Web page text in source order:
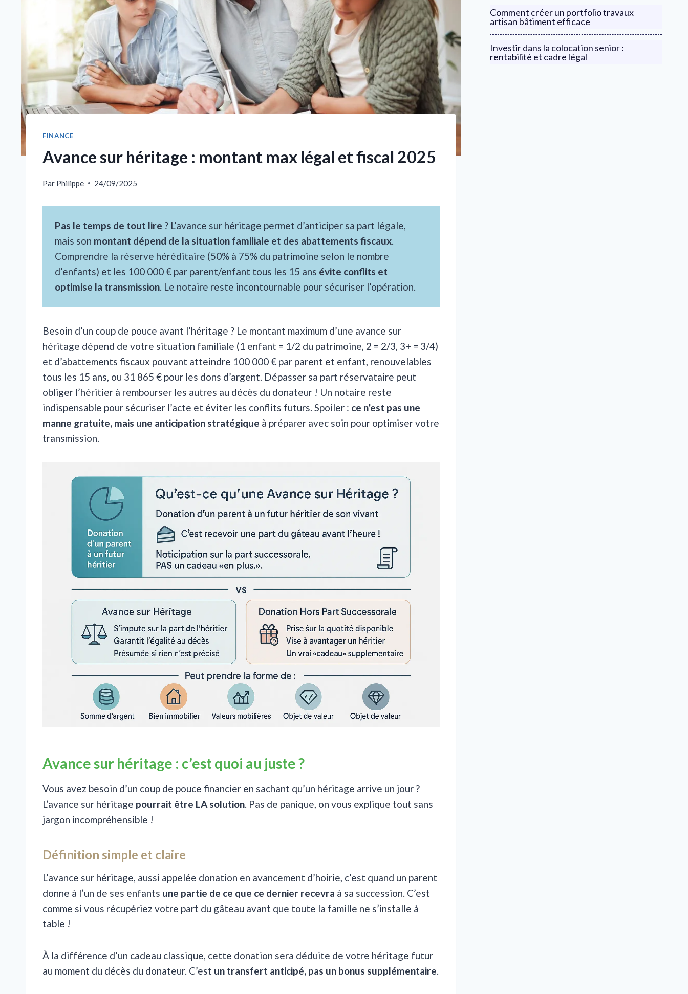
FINANCE
Avance sur héritage : montant max légal et fiscal 2025
Par Philippe 24/09/2025
Pas le temps de tout lire ? L’avance sur héritage permet d’anticiper sa part légale,
mais son montant dépend de la situation familiale et des abattements fiscaux.
Comprendre la réserve héréditaire (50% à 75% du patrimoine selon le nombre
d’enfants) et les 100 000 € par parent/enfant tous les 15 ans évite conflits et
optimise la transmission. Le notaire reste incontournable pour sécuriser l’opération.
Besoin d’un coup de pouce avant l’héritage ? Le montant maximum d’une avance sur
héritage dépend de votre situation familiale (1 enfant = 1/2 du patrimoine, 2 = 2/3, 3+ = 3/4)
et d’abattements fiscaux pouvant atteindre 100 000 € par parent et enfant, renouvelables
tous les 15 ans, ou 31 865 € pour les dons d’argent. Dépasser sa part réservataire peut
obliger l’héritier à rembourser les autres au décès du donateur ! Un notaire reste
indispensable pour sécuriser l’acte et éviter les conflits futurs. Spoiler : ce n’est pas une
manne gratuite, mais une anticipation stratégique à préparer avec soin pour optimiser votre
transmission.
Avance sur héritage : c’est quoi au juste ?
Vous avez besoin d’un coup de pouce financier en sachant qu’un héritage arrive un jour ?
L’avance sur héritage pourrait être LA solution. Pas de panique, on vous explique tout sans
jargon incompréhensible !
Définition simple et claire
L’avance sur héritage, aussi appelée donation en avancement d’hoirie, c’est quand un parent
donne à l’un de ses enfants une partie de ce que ce dernier recevra à sa succession. C’est
comme si vous récupériez votre part du gâteau avant que toute la famille ne s’installe à
table !
À la différence d’un cadeau classique, cette donation sera déduite de votre héritage futur
au moment du décès du donateur. C’est un transfert anticipé, pas un bonus supplémentaire.
Comment créer un portfolio travaux
artisan bâtiment efficace
Investir dans la colocation senior :
rentabilité et cadre légal